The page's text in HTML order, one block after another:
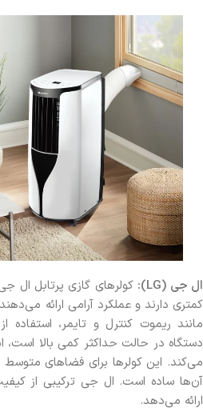
ال جی (LG):
کولرهای گازی پرتابل ال
کمتری دارند و عملکرد آرامی ارائه
مانند ریموت کنترل و تایمر،
دستگاه در حالت حداکثر کمی بالا است،
می‌کند. این کولرها برای فضاهای
آن‌ها ساده است. ال جی ترکیبی از
ارائه می‌دهد.